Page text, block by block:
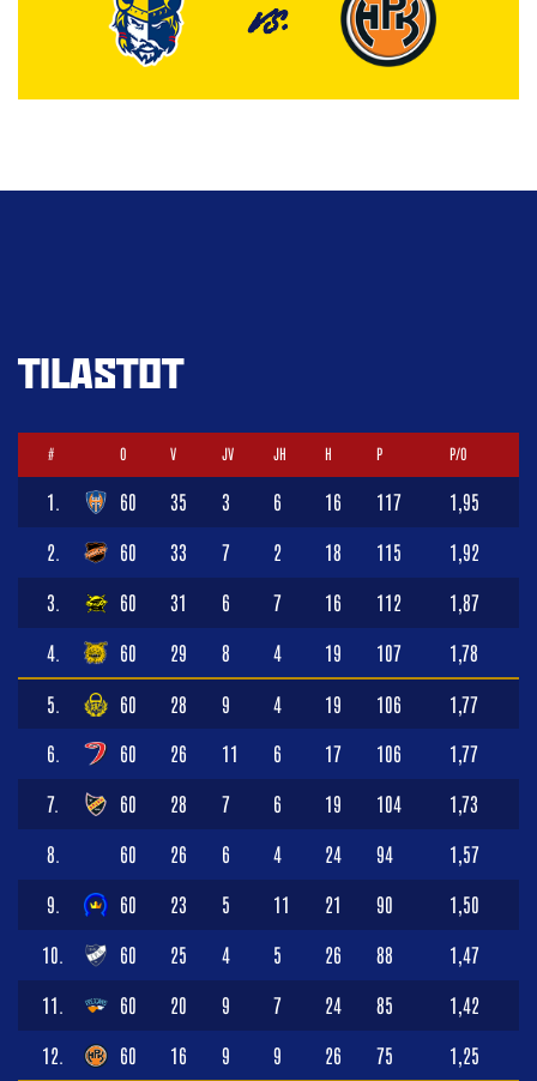
VS.
TILASTOT
# O V JV JH H P P/O
1. 60 35 3 6 16 117 1,95
2. 60 33 7 2 18 115 1,92
3. 60 31 6 7 16 112 1,87
4. 60 29 8 4 19 107 1,78
5. 60 28 9 4 19 106 1,77
6. 60 26 11 6 17 106 1,77
7. 60 28 7 6 19 104 1,73
8. 60 26 6 4 24 94 1,57
9. 60 23 5 11 21 90 1,50
10. 60 25 4 5 26 88 1,47
11. 60 20 9 7 24 85 1,42
12. 60 16 9 9 26 75 1,25